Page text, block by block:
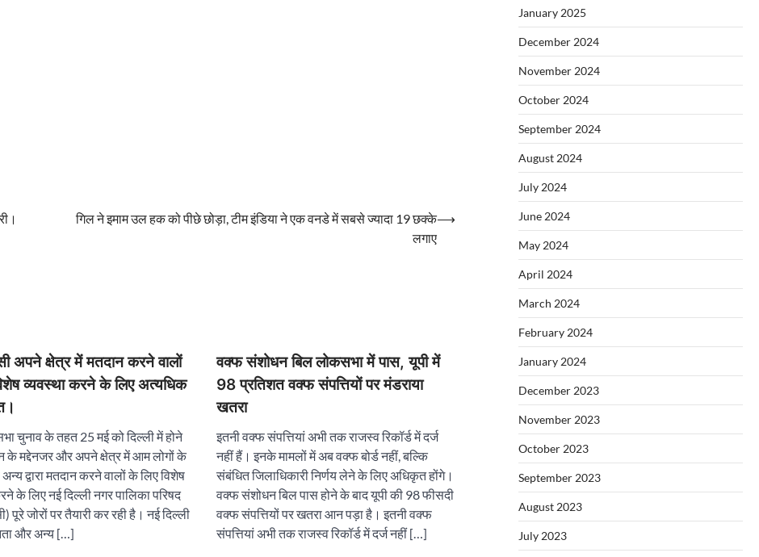
गिल ने इमाम उल हक को पीछे छोड़ा, टीम इंडिया ने एक वनडे में सबसे ज्यादा 19 छक्के
लगाए
⟶
अपने क्षेत्र में मतदान करने वालों
व्यवस्था करने के लिए अत्यधिक
चुनाव के तहत 25 मई को दिल्ली में होने
के मद्देनजर और अपने क्षेत्र में आम लोगों के
द्वारा मतदान करने वालों के लिए विशेष
के लिए नई दिल्ली नगर पालिका परिषद
पूरे जोरों पर तैयारी कर रही है। नई दिल्ली
और अन्य […]
वक्फ संशोधन बिल लोकसभा में पास, यूपी में
98 प्रतिशत वक्फ संपत्तियों पर मंडराया
खतरा
इतनी वक्फ संपत्तियां अभी तक राजस्व रिकॉर्ड में दर्ज
नहीं हैं। इनके मामलों में अब वक्फ बोर्ड नहीं, बल्कि
संबंधित जिलाधिकारी निर्णय लेने के लिए अधिकृत होंगे।
वक्फ संशोधन बिल पास होने के बाद यूपी की 98 फीसदी
वक्फ संपत्तियों पर खतरा आन पड़ा है। इतनी वक्फ
संपत्तियां अभी तक राजस्व रिकॉर्ड में दर्ज नहीं […]
January 2025
December 2024
November 2024
October 2024
September 2024
August 2024
July 2024
June 2024
May 2024
April 2024
March 2024
February 2024
January 2024
December 2023
November 2023
October 2023
September 2023
August 2023
July 2023